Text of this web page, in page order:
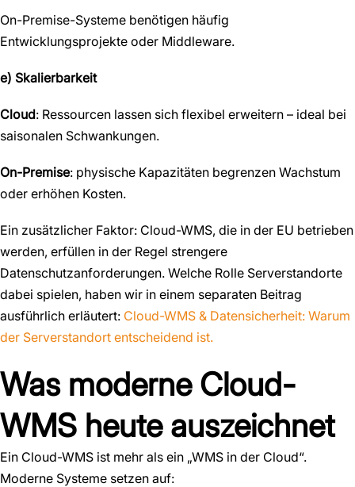
On-Premise-Systeme benötigen häufig
Entwicklungsprojekte oder Middleware.
e) Skalierbarkeit
Cloud: Ressourcen lassen sich flexibel erweitern – ideal bei
saisonalen Schwankungen.
On-Premise: physische Kapazitäten begrenzen Wachstum
oder erhöhen Kosten.
Ein zusätzlicher Faktor: Cloud-WMS, die in der EU betrieben
werden, erfüllen in der Regel strengere
Datenschutzanforderungen. Welche Rolle Serverstandorte
dabei spielen, haben wir in einem separaten Beitrag
ausführlich erläutert: Cloud-WMS & Datensicherheit: Warum
der Serverstandort entscheidend ist.
Was moderne Cloud-
WMS heute auszeichnet
Ein Cloud-WMS ist mehr als ein „WMS in der Cloud“.
Moderne Systeme setzen auf: